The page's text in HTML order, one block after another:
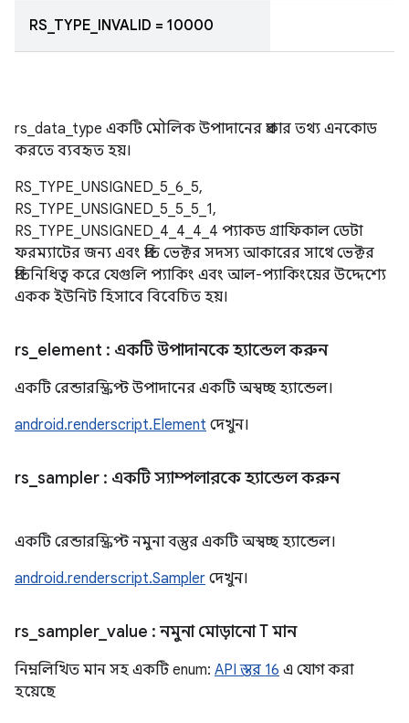
RS_TYPE_INVALID = 10000
rs_data_type একটি মৌলিক উপাদানের প্রকার তথ্য এনকোড
করতে ব্যবহৃত হয়।
RS_TYPE_UNSIGNED_5_6_5,
RS_TYPE_UNSIGNED_5_5_5_1,
RS_TYPE_UNSIGNED_4_4_4_4 প্যাকড গ্রাফিকাল ডেটা
ফরম্যাটের জন্য এবং প্রতি ভেক্টর সদস্য আকারের সাথে ভেক্টর
প্রতিনিধিত্ব করে যেগুলি প্যাকিং এবং আল-প্যাকিংয়ের উদ্দেশ্যে
একক ইউনিট হিসাবে বিবেচিত হয়।
rs element : একটি উপাদানকে হ্যান্ডেল করুন
একটি রেন্ডারস্ক্রিপ্ট উপাদানের একটি অস্বচ্ছ হ্যান্ডেল।
android.renderscript.Element দেখুন।
rs sampler : একটি স্যাম্পলারকে হ্যান্ডেল করুন
একটি রেন্ডারস্ক্রিপ্ট নমুনা বস্তুর একটি অস্বচ্ছ হ্যান্ডেল।
android.renderscript.Sampler দেখুন।
rs sampler_ value : নমুনা মোড়ানো T মান
নিম্নলিখিত মান সহ একটি enum: API স্তর 16 এ যোগ করা
হয়েছে